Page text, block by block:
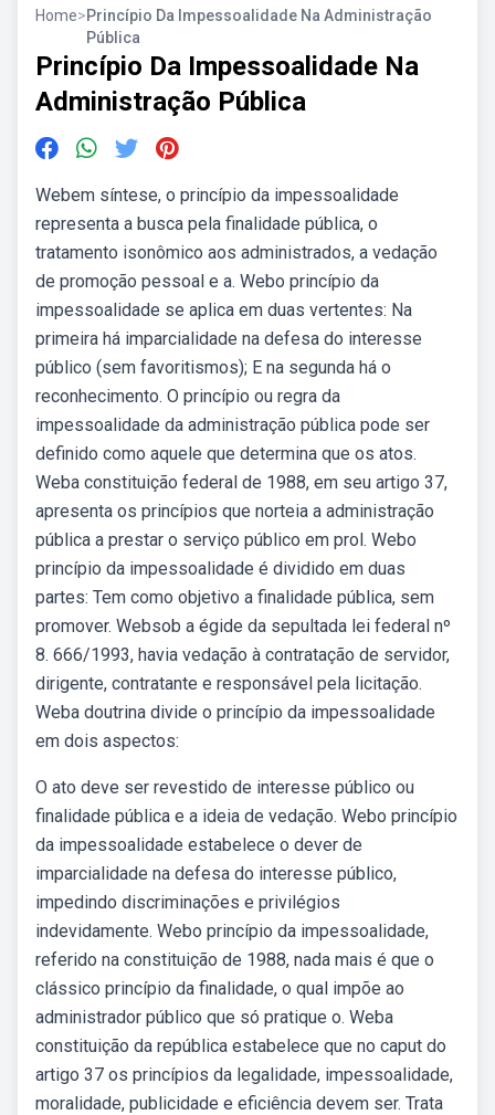
Home>Princípio Da Impessoalidade Na Administração
Pública
Princípio Da Impessoalidade Na
Administração Pública
Webem síntese, o princípio da impessoalidade
representa a busca pela finalidade pública, o
tratamento isonômico aos administrados, a vedação
de promoção pessoal e a. Webo princípio da
impessoalidade se aplica em duas vertentes: Na
primeira há imparcialidade na defesa do interesse
público (sem favoritismos); E na segunda há o
reconhecimento. O princípio ou regra da
impessoalidade da administração pública pode ser
definido como aquele que determina que os atos.
Weba constituição federal de 1988, em seu artigo 37,
apresenta os princípios que norteia a administração
pública a prestar o serviço público em prol. Webo
princípio da impessoalidade é dividido em duas
partes: Tem como objetivo a finalidade pública, sem
promover. Websob a égide da sepultada lei federal nº
8. 666/1993, havia vedação à contratação de servidor,
dirigente, contratante e responsável pela licitação.
Weba doutrina divide o princípio da impessoalidade
em dois aspectos:
O ato deve ser revestido de interesse público ou
finalidade pública e a ideia de vedação. Webo princípio
da impessoalidade estabelece o dever de
imparcialidade na defesa do inte­res­se público,
impedindo discriminações e pri­vilégios
indevidamente. Webo princípio da impessoalidade,
referido na constituição de 1988, nada mais é que o
clássico princípio da finalidade, o qual impõe ao
administrador público que só pratique o. Weba
constituição da república estabelece que no caput do
artigo 37 os princípios da legalidade, impessoalidade,
moralidade, publicidade e eficiência devem ser. Trata